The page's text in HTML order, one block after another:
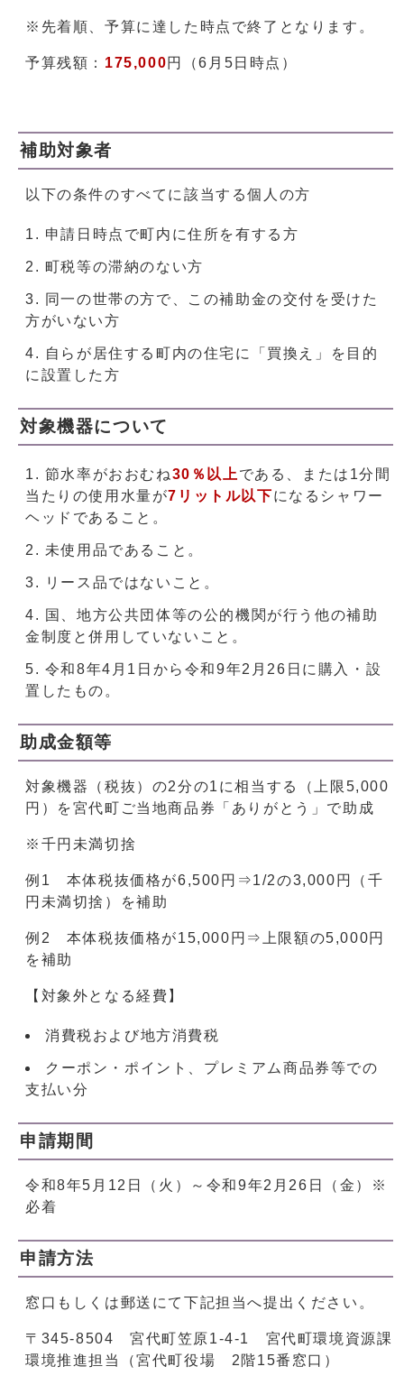
※先着順、予算に達した時点で終了となります。
予算残額： 175,000円（6月5日時点）
補助対象者
以下の条件のすべてに該当する個人の方
申請日時点で町内に住所を有する方
町税等の滞納のない方
同一の世帯の方で、この補助金の交付を受けた
方がいない方
自らが居住する町内の住宅に「買換え」を目的
に設置した方
対象機器について
節水率がおおむね30 ％以上である、または1分間
当たりの使用水量が7 リットル以下 になるシャワー
ヘッドであること。
未使用品であること。
リース品ではないこと。
国、地方公共団体等の公的機関が行う他の補助
金制度と併用していないこと。
令和8年4月1日から令和9年2月26日に購入・設
置したもの。
助成金額等
対象機器（税抜）の2分の1に相当する（上限5,000
円）を宮代町ご当地商品券「ありがとう」で助成
※千円未満切捨
例1 本体税抜価格が6,500円⇒1/2の3,000円（千
円未満切捨）を補助
例2 本体税抜価格が15,000円⇒上限額の5,000円
を補助
【対象外となる経費】
消費税および地方消費税
クーポン・ポイント、プレミアム商品券等での
支払い分
申請期間
令和8年5月12日（火）～令和9年2月26日（金）※
必着
申請方法
窓口もしくは郵送にて下記担当へ提出ください。
〒345-8504 宮代町笠原1-4-1 宮代町環境資源課
環境推進担当（宮代町役場 2階15番窓口）